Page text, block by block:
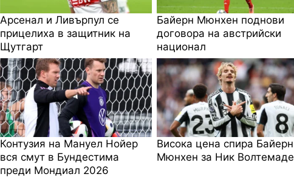
Арсенал и Ливърпул се
прицелиха в защитник на
Щутгарт
Байерн Мюнхен поднови
договора на австрийски
национал
Контузия на Мануел Нойер
вся смут в Бундестима
преди Мондиал 2026
Висока цена спира Байерн
Мюнхен за Ник Волтемаде